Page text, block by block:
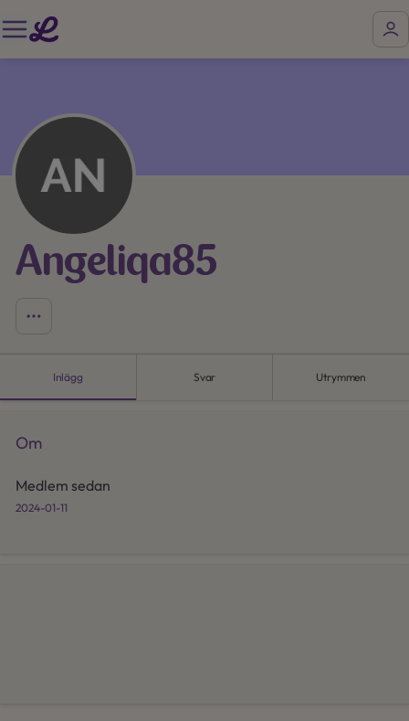
Angeliqa85
Inlägg Svar Utrymmen
Om
Medlem sedan
2024-01-11